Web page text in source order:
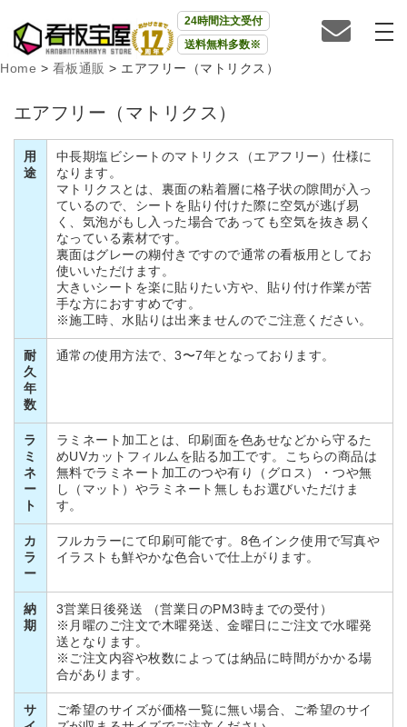
24時間注文受付
送料無料多数※
Home > 看板通販 > エアフリー（マトリクス）
エアフリー（マトリクス）
用
途
中長期塩ビシートのマトリクス（エアフリー）仕様に
なります。
マトリクスとは、裏面の粘着層に格子状の隙間が入っ
ているので、シートを貼り付けた際に空気が逃げ易
く、気泡がもし入った場合であっても空気を抜き易く
なっている素材です。
裏面はグレーの糊付きですので通常の看板用としてお
使いいただけます。
大きいシートを楽に貼りたい方や、貼り付け作業が苦
手な方におすすめです。
※施工時、水貼りは出来ませんのでご注意ください。
耐
久
年
数
通常の使用方法で、3〜7年となっております。
ラ
ミ
ネ
ー
ト
ラミネート加工とは、印刷面を色あせなどから守るた
めUVカットフィルムを貼る加工です。こちらの商品は
無料でラミネート加工のつや有り（グロス）・つや無
し（マット）やラミネート無しもお選びいただけま
す。
カ
ラ
ー
フルカラーにて印刷可能です。8色インク使用で写真や
イラストも鮮やかな色合いで仕上がります。
納
期
3営業日後発送 （営業日のPM3時までの受付）
※月曜のご注文で木曜発送、金曜日にご注文で水曜発
送となります。
※ご注文内容や枚数によっては納品に時間がかかる場
合があります。
サ
ご希望のサイズが価格一覧に無い場合、ご希望のサイ